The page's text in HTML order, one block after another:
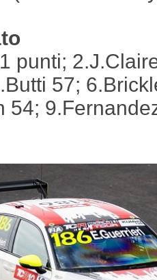
punti;
57;
54;